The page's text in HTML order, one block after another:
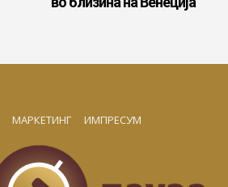
МАРКЕТИНГ ИМПРЕСУМ